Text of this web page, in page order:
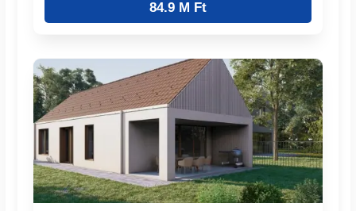
84.9 M Ft